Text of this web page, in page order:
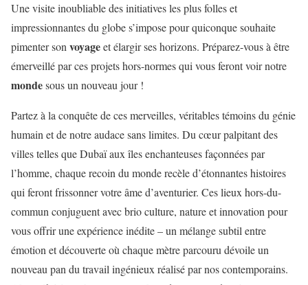
Une visite inoubliable des initiatives les plus folles et
impressionnantes du globe s’impose pour quiconque souhaite
pimenter son voyageet élargir ses horizons. Préparez-vous à être
émerveillé par ces projets hors-normes qui vous feront voir notre
mondesous un nouveau jour !
Partez à la conquête de ces merveilles, véritables témoins du génie
humain et de notre audace sans limites. Du cœur palpitant des
villes telles que Dubaï aux îles enchanteuses façonnées par
l’homme, chaque recoin du monde recèle d’étonnantes histoires
qui feront frissonner votre âme d’aventurier. Ces lieux hors-du-
commun conjuguent avec brio culture, nature et innovation pour
vous offrir une expérience inédite – un mélange subtil entre
émotion et découverte où chaque mètre parcouru dévoile un
nouveau pan du travail ingénieux réalisé par nos contemporains.